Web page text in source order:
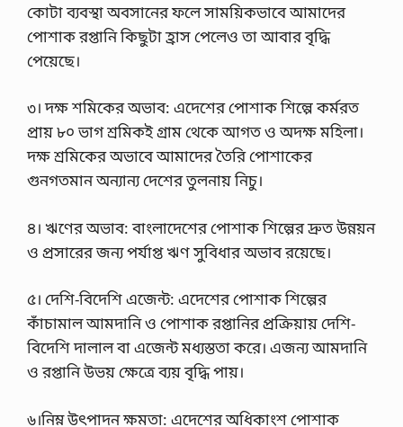
কোটা ব্যবস্থা অবসানের ফলে সাময়িকভাবে আমাদের
পোশাক রপ্তানি কিছুটা হ্রাস পেলেও তা আবার বৃদ্ধি
পেয়েছে।
৩। দক্ষ শমিকের অভাব: এদেশের পোশাক শিল্পে কর্মরত
প্রায় ৮০ ভাগ শ্রমিকই গ্রাম থেকে আগত ও অদক্ষ মহিলা।
দক্ষ শ্রমিকের অভাবে আমাদের তৈরি পোশাকের
গুনগতমান অন্যান্য দেশের তুলনায় নিচু।
৪। ঋণের অভাব: বাংলাদেশের পোশাক শিল্পের দ্রুত উন্নয়ন
ও প্রসারের জন্য পর্যাপ্ত ঋণ সুবিধার অভাব রয়েছে।
৫। দেশি-বিদেশি এজেন্ট: এদেশের পোশাক শিল্পের
কাঁচামাল আমদানি ও পোশাক রপ্তানির প্রক্রিয়ায় দেশি-
বিদেশি দালাল বা এজেন্ট মধ্যস্ততা করে। এজন্য আমদানি
ও রপ্তানি উভয় ক্ষেত্রে ব্যয় বৃদ্ধি পায়।
৬।নিম্ন উৎপাদন ক্ষমতা: এদেশের অধিকাংশ পোশাক